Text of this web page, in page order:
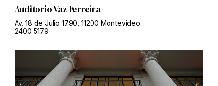
Auditorio Vaz Ferreira
Av. 18 de Julio 1790, 11200 Montevideo
2400 5179